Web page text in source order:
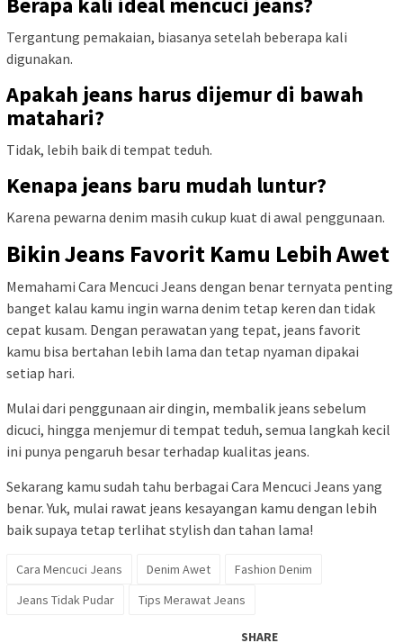
Tergantung pemakaian, biasanya setelah beberapa kali
digunakan.
Apakah jeans harus dijemur di bawah
matahari?
Tidak, lebih baik di tempat teduh.
Kenapa jeans baru mudah luntur?
Karena pewarna denim masih cukup kuat di awal penggunaan.
Bikin Jeans Favorit Kamu Lebih Awet
Memahami Cara Mencuci Jeans dengan benar ternyata penting
banget kalau kamu ingin warna denim tetap keren dan tidak
cepat kusam. Dengan perawatan yang tepat, jeans favorit
kamu bisa bertahan lebih lama dan tetap nyaman dipakai
setiap hari.
Mulai dari penggunaan air dingin, membalik jeans sebelum
dicuci, hingga menjemur di tempat teduh, semua langkah kecil
ini punya pengaruh besar terhadap kualitas jeans.
Sekarang kamu sudah tahu berbagai Cara Mencuci Jeans yang
benar. Yuk, mulai rawat jeans kesayangan kamu dengan lebih
baik supaya tetap terlihat stylish dan tahan lama!
Cara Mencuci Jeans Denim Awet
Fashion Denim
Jeans Tidak Pudar
Tips Merawat Jeans
SHARE